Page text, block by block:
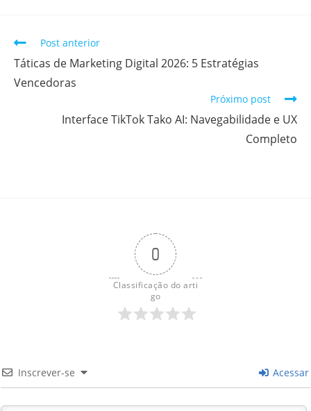
Post anterior
Táticas de Marketing Digital 2026: 5 Estratégias
Vencedoras
Próximo post
Interface TikTok Tako AI: Navegabilidade e UX
Completo
0
Classificação do arti
go
Inscrever-se Acessar